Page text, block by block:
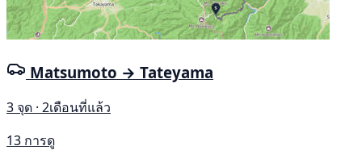
Matsumoto → Tateyama
3 จุด · 2เดือนที่แล้ว
13 การดู